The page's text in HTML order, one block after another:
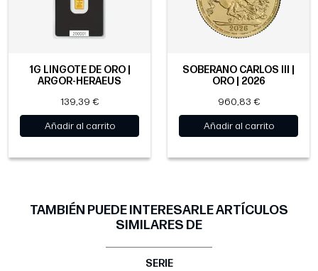
1G LINGOTE DE ORO |
ARGOR-HERAEUS
139,39 €
Añadir al carrito
SOBERANO CARLOS III |
ORO | 2026
960,83 €
Añadir al carrito
TAMBIÉN PUEDE INTERESARLE ARTÍCULOS
SIMILARES DE
SERIE